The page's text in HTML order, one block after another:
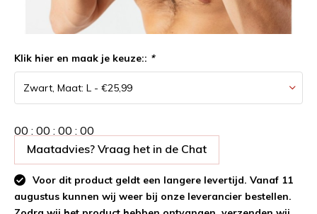
Klik hier en maak je keuze:: *
00 : 00 : 00 : 00
Maatadvies? Vraag het in de Chat
Voor dit product geldt een langere levertijd. Vanaf 11
augustus kunnen wij weer bij onze leverancier bestellen.